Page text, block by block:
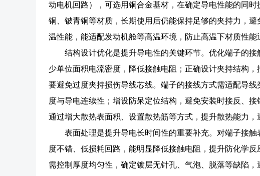
动电机回路），可选用铜合金基材，在确定导电性能的同
铜、铍青铜等材质，长期使用后仍能保持足够的夹持力，
温性能，能适配发动机舱等高温环境，防止高温下材质性能
结构设计优化是提升导电性的关键环节。优化端子的
少单位面积电流密度，降低接触电阻；正确设计夹持结构
要避免过度夹持损伤导线芯线。端子的接线方式需适配导
度与导电连续性；增设防呆定位结构，避免安装时接反、
通过增大散热表面积、设置散热筋等方式，提升散热能力，
表面处理是提升导电长时间性的重要补充。对端子接
度不错、低损耗回路，能明显降低接触电阻，提升防化学
需控制厚度均匀性，确定镀层无针孔、气泡、脱落等缺陷